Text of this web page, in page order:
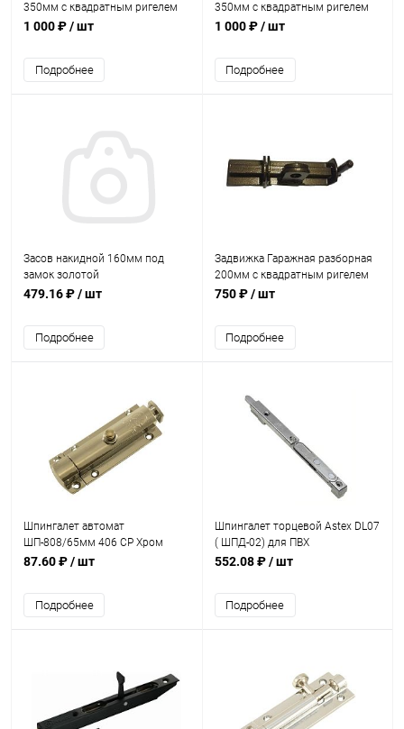
350мм с квадратным ригелем
Черный
1 000 ₽/ шт
Подробнее
350мм с квадратным ригелем
медь
1 000 ₽/ шт
Подробнее
Засов накидной 160мм под
замок золотой
479.16 ₽/ шт
Подробнее
Задвижка Гаражная разборная
200мм с квадратным ригелем
медь
750 ₽/ шт
Подробнее
Шпингалет автомат
ШП-808/65мм 406 CP Хром
87.60 ₽/ шт
Подробнее
Шпингалет торцевой Astex DL07
( ШПД-02) для ПВХ
552.08 ₽/ шт
Подробнее